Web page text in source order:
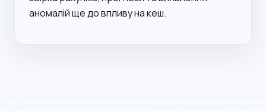
аномалій ще до впливу на кеш.